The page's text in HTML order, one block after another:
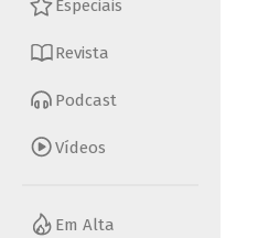
Especiais
Revista
Podcast
Vídeos
Em Alta